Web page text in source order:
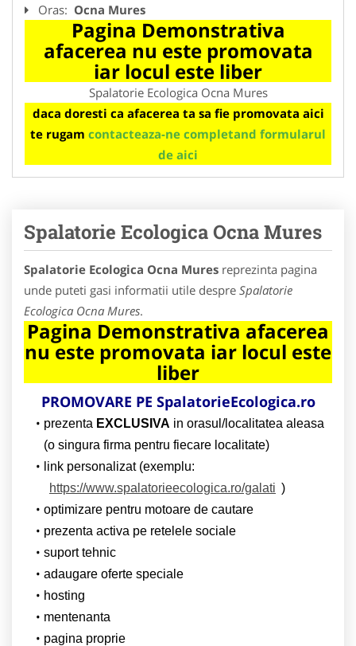
Oras: Ocna Mures
Pagina Demonstrativa
afacerea nu este promovata
iar locul este liber
Spalatorie Ecologica Ocna Mures
daca doresti ca afacerea ta sa fie promovata aici
te rugam contacteaza-ne completand formularul
de aici
Spalatorie Ecologica Ocna Mures
Spalatorie Ecologica Ocna Mures reprezinta pagina
unde puteti gasi informatii utile despre Spalatorie
Ecologica Ocna Mures.
Pagina Demonstrativa afacerea
nu este promovata iar locul este
liber
PROMOVARE PE SpalatorieEcologica.ro
prezenta EXCLUSIVA in orasul/localitatea aleasa
(o singura firma pentru fiecare localitate)
link personalizat (exemplu:
https://www.spalatorieecologica.ro/galati )
optimizare pentru motoare de cautare
prezenta activa pe retelele sociale
suport tehnic
adaugare oferte speciale
hosting
mentenanta
pagina proprie